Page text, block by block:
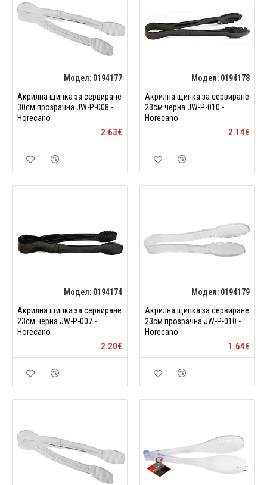
Модел: 0194177
Акрилна щипка за сервиране
30см прозрачна JW-P-008 -
Horecano
2.63€
Модел: 0194178
Акрилна щипка за сервиране
23см черна JW-P-010 -
Horecano
2.14€
Модел: 0194174
Акрилна щипка за сервиране
23см черна JW-P-007 -
Horecano
2.20€
Модел: 0194179
Акрилна щипка за сервиране
23см прозрачна JW-P-010 -
Horecano
1.64€